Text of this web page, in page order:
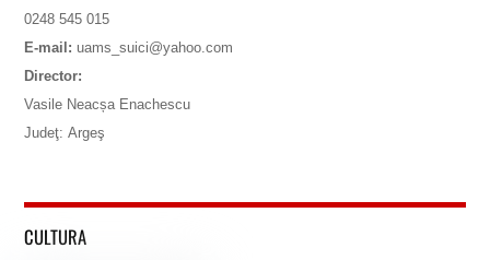
0248 545 015
E-mail: uams_suici@yahoo.com
Director:
Vasile Neacșa Enachescu
Judeţ: Argeş
CULTURA